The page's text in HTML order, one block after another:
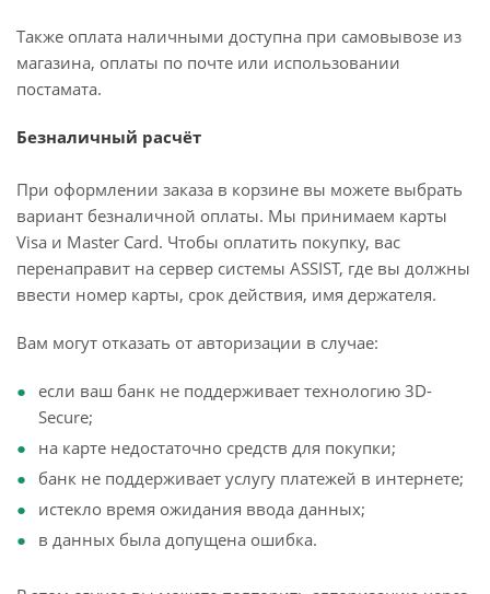
Также оплата наличными доступна при самовывозе из
магазина, оплаты по почте или использовании
постамата.
Безналичный расчёт
При оформлении заказа в корзине вы можете выбрать
вариант безналичной оплаты. Мы принимаем карты
Visa и Master Card. Чтобы оплатить покупку, вас
перенаправит на сервер системы ASSIST, где вы должны
ввести номер карты, срок действия, имя держателя.
Вам могут отказать от авторизации в случае:
если ваш банк не поддерживает технологию 3D-
Secure;
на карте недостаточно средств для покупки;
банк не поддерживает услугу платежей в интернете;
истекло время ожидания ввода данных;
в данных была допущена ошибка.